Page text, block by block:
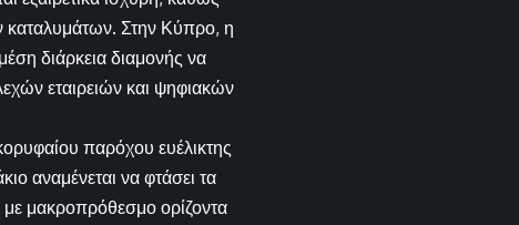
καταλυμάτων. Στην Κύπρο, η
διάρκεια διαμονής να
εταιρειών και ψηφιακών
παρόχου ευέλικτης
αναμένεται να φτάσει τα
με μακροπρόθεσμο ορίζοντα